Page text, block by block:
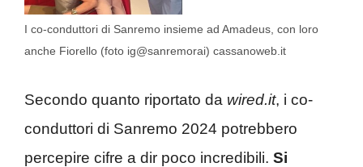
I co-conduttori di Sanremo insieme ad Amadeus, con loro
anche Fiorello (foto ig@sanremorai) cassanoweb.it
Secondo quanto riportato da wired.it, i co-
conduttori di Sanremo 2024 potrebbero
percepire cifre a dir poco incredibili. Si